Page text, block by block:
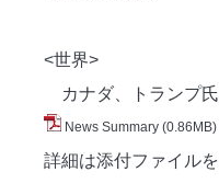
<世界>
カナダ、トランプ
News Summary (0.86MB)
詳細は添付ファイル